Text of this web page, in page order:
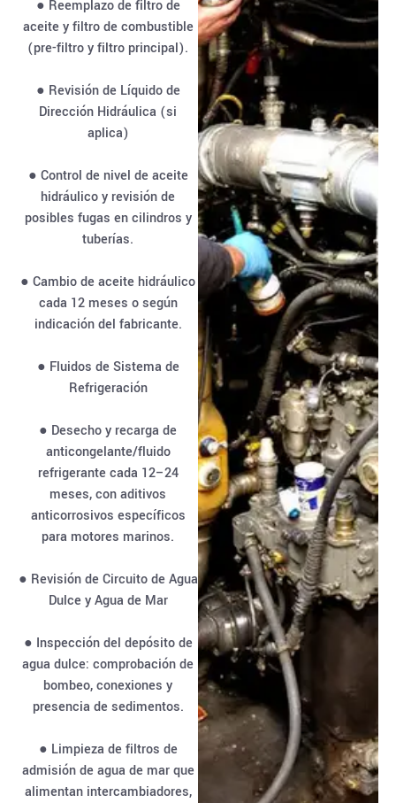
● Reemplazo de filtro de
aceite y filtro de combustible
(pre-filtro y filtro principal).
● Revisión de Líquido de
Dirección Hidráulica (si
aplica)
● Control de nivel de aceite
hidráulico y revisión de
posibles fugas en cilindros y
tuberías.
● Cambio de aceite hidráulico
cada 12 meses o según
indicación del fabricante.
● Fluidos de Sistema de
Refrigeración
● Desecho y recarga de
anticongelante/fluido
refrigerante cada 12–24
meses, con aditivos
anticorrosivos específicos
para motores marinos.
● Revisión de Circuito de Agua
Dulce y Agua de Mar
● Inspección del depósito de
agua dulce: comprobación de
bombeo, conexiones y
presencia de sedimentos.
● Limpieza de filtros de
admisión de agua de mar que
alimentan intercambiadores,